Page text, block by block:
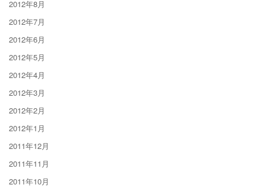
2012年8月
2012年7月
2012年6月
2012年5月
2012年4月
2012年3月
2012年2月
2012年1月
2011年12月
2011年11月
2011年10月